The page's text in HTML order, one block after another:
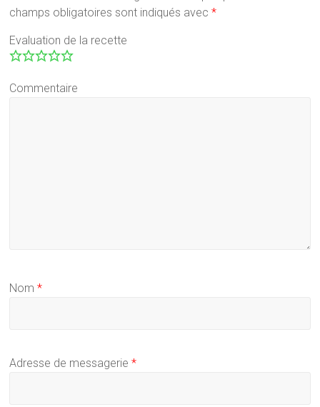
champs obligatoires sont indiqués avec*
Evaluation de la recette
Commentaire
Nom*
Adresse de messagerie*